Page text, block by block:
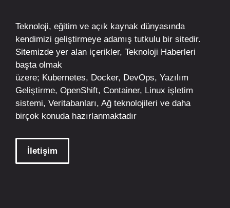
Teknoloji, eğitim ve açık kaynak dünyasında
kendimizi geliştirmeye adamış tutkulu bir sitedir.
Sitemizde yer alan içerikler, Teknoloji Haberleri
başta olmak
üzere; Kubernetes, Docker, DevOps, Yazılım
Geliştirme, OpenShift, Container, Linux işletim
sistemi, Veritabanları, Ağ teknolojileri ve daha
birçok konuda hazırlanmaktadır
İletişim